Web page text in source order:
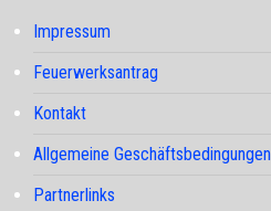
Impressum
Feuerwerksantrag
Kontakt
Allgemeine Geschäftsbedingungen
Partnerlinks